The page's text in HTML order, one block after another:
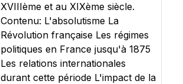
XVIIIème et au XIXème siècle.
Contenu: L'absolutisme La
Révolution française Les régimes
politiques en France jusqu'à 1875
Les relations internationales
durant cette période L'impact de la